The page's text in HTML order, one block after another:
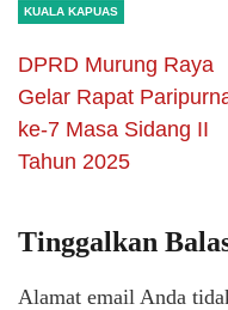
KUALA KAPUAS
DPRD Murung Raya
Gelar Rapat
ke-7 Masa Sidang II
Tahun 2025
Tinggalkan
Alamat email Anda